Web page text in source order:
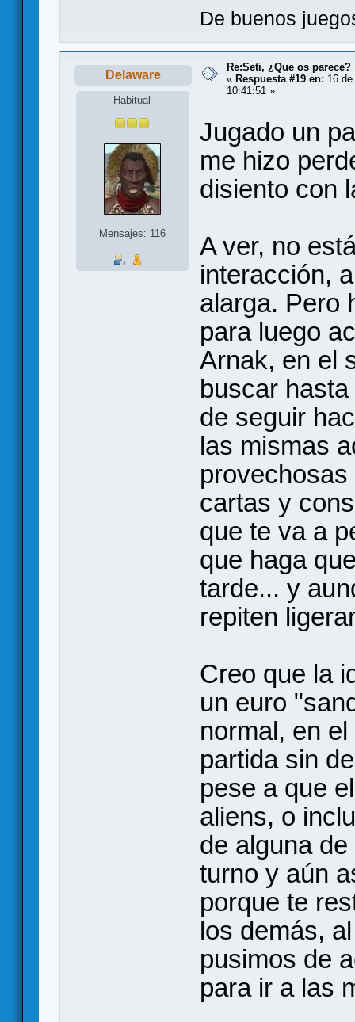
De buenos
Delaware
Habitual
Mensajes: 116
Re:Seti, ¿Que os parece?
« Respuesta #19 en: 16
10:41:51 »
Jugado un
me hizo
disiento con
A ver, no
interacción,
alarga. Pero
para luego
Arnak, en el
buscar
de seguir
las mismas
cartas y
que te va a
que haga
tarde... y
repiten
Creo que la
un euro
normal, en
partida sin
pese a que
aliens, o
de alguna
turno y aún
porque te
los demás,
pusimos de
para ir a las